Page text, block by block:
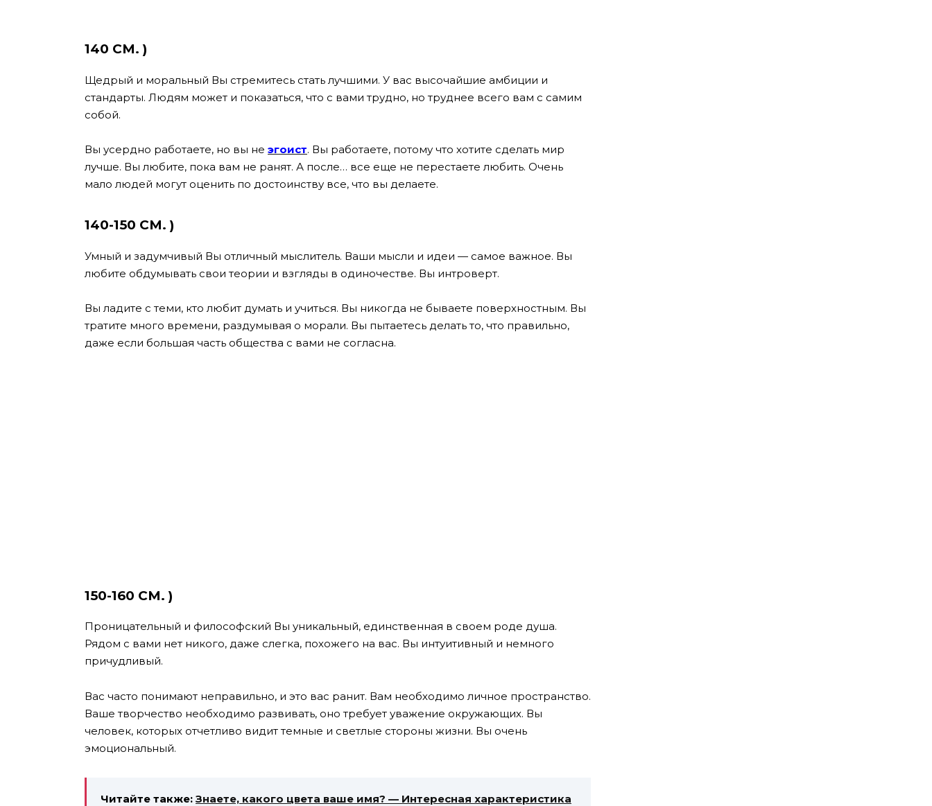
140 СМ. )
Щедрый и моральный Вы стремитесь стать лучшими. У вас высочайшие амбиции и
стандарты. Людям может и показаться, что с вами трудно, но труднее всего вам с самим
собой.
Вы усердно работаете, но вы не эгоист. Вы работаете, потому что хотите сделать мир
лучше. Вы любите, пока вам не ранят. А после… все еще не перестаете любить. Очень
мало людей могут оценить по достоинству все, что вы делаете.
140-150 СМ. )
Умный и задумчивый Вы отличный мыслитель. Ваши мысли и идеи — самое важное. Вы
любите обдумывать свои теории и взгляды в одиночестве. Вы интроверт.
Вы ладите с теми, кто любит думать и учиться. Вы никогда не бываете поверхностным. Вы
тратите много времени, раздумывая о морали. Вы пытаетесь делать то, что правильно,
даже если большая часть общества с вами не согласна.
150-160 СМ. )
Проницательный и философский Вы уникальный, единственная в своем роде душа.
Рядом с вами нет никого, даже слегка, похожего на вас. Вы интуитивный и немного
причудливый.
Вас часто понимают неправильно, и это вас ранит. Вам необходимо личное пространство.
Ваше творчество необходимо развивать, оно требует уважение окружающих. Вы
человек, которых отчетливо видит темные и светлые стороны жизни. Вы очень
эмоциональный.
Читайте также: Знаете, какого цвета ваше имя? — Интересная характеристика